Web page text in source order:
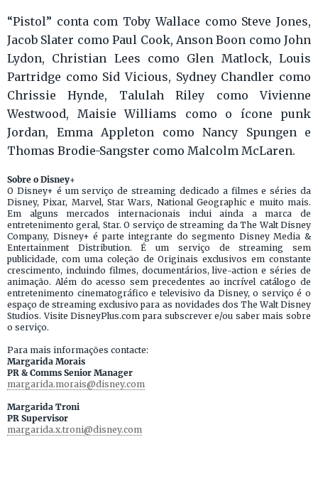
“Pistol” conta com Toby Wallace como Steve Jones,
Jacob Slater como Paul Cook, Anson Boon como John
Lydon, Christian Lees como Glen Matlock, Louis
Partridge como Sid Vicious, Sydney Chandler como
Chrissie Hynde, Talulah Riley como Vivienne
Westwood, Maisie Williams como o ícone punk
Jordan, Emma Appleton como Nancy Spungen e
Thomas Brodie-Sangster como Malcolm McLaren.
Sobre o Disney+
O Disney+ é um serviço de streaming dedicado a filmes e séries da
Disney, Pixar, Marvel, Star Wars, National Geographic e muito mais.
Em alguns mercados internacionais inclui ainda a marca de
entretenimento geral, Star. O serviço de streaming da The Walt Disney
Company, Disney+ é parte integrante do segmento Disney Media &
Entertainment Distribution. É um serviço de streaming sem
publicidade, com uma coleção de Originais exclusivos em constante
crescimento, incluindo filmes, documentários, live-action e séries de
animação. Além do acesso sem precedentes ao incrível catálogo de
entretenimento cinematográfico e televisivo da Disney, o serviço é o
espaço de streaming exclusivo para as novidades dos The Walt Disney
Studios. Visite DisneyPlus.com para subscrever e/ou saber mais sobre
o serviço.
Para mais informações contacte:
Margarida Morais
PR & Comms Senior Manager
margarida.morais@disney.com
Margarida Troni
PR Supervisor
margarida.x.troni@disney.com